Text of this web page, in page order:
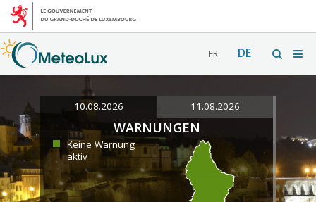
FR DE
10.08.2026 11.08.2026
WARNUNGEN
Keine Warnung
aktiv